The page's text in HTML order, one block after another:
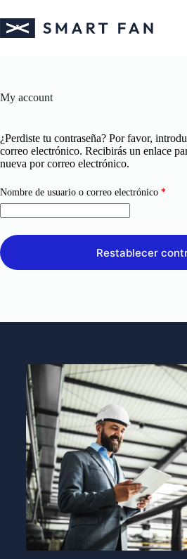
My account
¿Perdiste tu contraseña? Por favor,
correo electrónico. Recibirás un enlace
nueva por correo electrónico.
Nombre de usuario o correo electrónico *
Restablecer